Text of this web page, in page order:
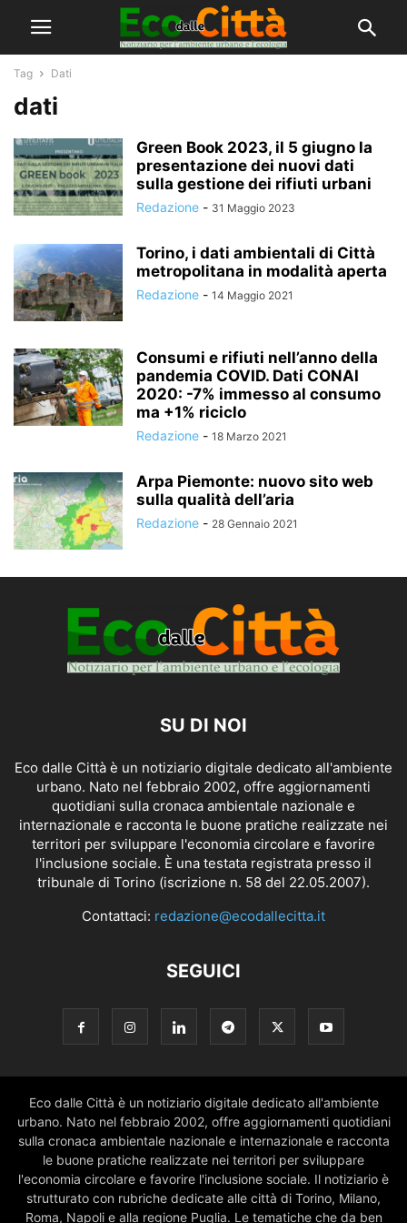
Tag Dati
dati
Green Book 2023, il 5 giugno la
presentazione dei nuovi dati
sulla gestione dei rifiuti urbani
Redazione - 31 Maggio 2023
Torino, i dati ambientali di Città
metropolitana in modalità aperta
Redazione - 14 Maggio 2021
Consumi e rifiuti nell’anno della
pandemia COVID. Dati CONAI
2020: -7% immesso al consumo
ma +1% riciclo
Redazione - 18 Marzo 2021
Arpa Piemonte: nuovo sito web
sulla qualità dell’aria
Redazione - 28 Gennaio 2021
SU DI NOI
Eco dalle Città è un notiziario digitale dedicato all'ambiente
urbano. Nato nel febbraio 2002, offre aggiornamenti
quotidiani sulla cronaca ambientale nazionale e
internazionale e racconta le buone pratiche realizzate nei
territori per sviluppare l'economia circolare e favorire
l'inclusione sociale. È una testata registrata presso il
tribunale di Torino (iscrizione n. 58 del 22.05.2007).
Contattaci: redazione@ecodallecitta.it
SEGUICI
Eco dalle Città è un notiziario digitale dedicato all'ambiente
urbano. Nato nel febbraio 2002, offre aggiornamenti quotidiani
sulla cronaca ambientale nazionale e internazionale e racconta
le buone pratiche realizzate nei territori per sviluppare
l'economia circolare e favorire l'inclusione sociale. Il notiziario è
strutturato con rubriche dedicate alle città di Torino, Milano,
Roma, Napoli e alla regione Puglia. Le tematiche che da ben